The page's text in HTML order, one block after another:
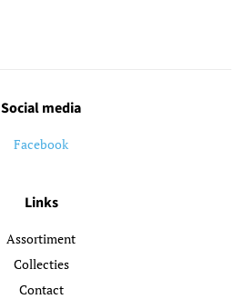
Social media
Facebook
Links
Assortiment
Collecties
Contact